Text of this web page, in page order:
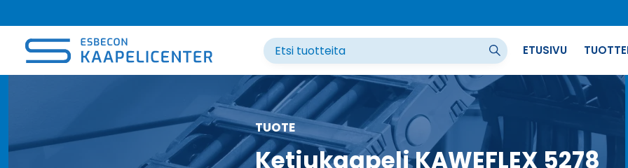
sisältöön
ETUSIVU
TUOTE
Ketjukaapeli KAWEFLEX 5278